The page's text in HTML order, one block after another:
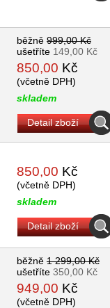
běžně 999,00 Kč
ušetříte 149,00 Kč
850,00 Kč
(včetně DPH)
skladem
Detail zboží
850,00 Kč
(včetně DPH)
skladem
Detail zboží
běžně 1 299,00 Kč
ušetříte 350,00 Kč
949,00 Kč
(včetně DPH)